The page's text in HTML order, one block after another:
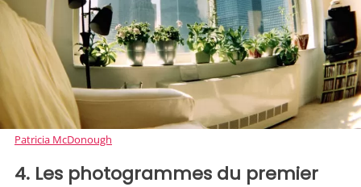
Patricia McDonough
4. Les photogrammes du premier